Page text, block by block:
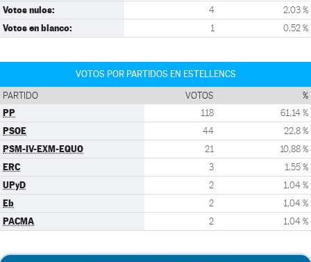
Votos nulos: 4 2,03 %
Votos en blanco: 1 0,52 %
VOTOS POR PARTIDOS EN ESTELLENCS
PARTIDO VOTOS %
PP 118 61,14 %
PSOE 44 22,8 %
PSM-IV-EXM-EQUO 21 10,88 %
ERC 3 1,55 %
UPyD 2 1,04 %
Eb 2 1,04 %
PACMA 2 1,04 %